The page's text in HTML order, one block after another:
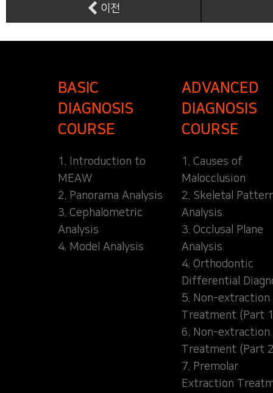
이전
BASIC
DIAGNOSIS
COURSE
1. Introduction to
MEAW
2. Panorama Analysis
3. Cephalometric
Analysis
4. Model Analysis
ADVANCED
DIAGNOSIS
COURSE
1. Causes of
Malocclusion
2. Skeletal
Analysis
3. Occlusal Plane
Analysis
4. Orthodontic
Differential
5. Non-extraction
Treatment (Part
6. Non-extraction
Treatment (Part
7. Premolar
Extraction